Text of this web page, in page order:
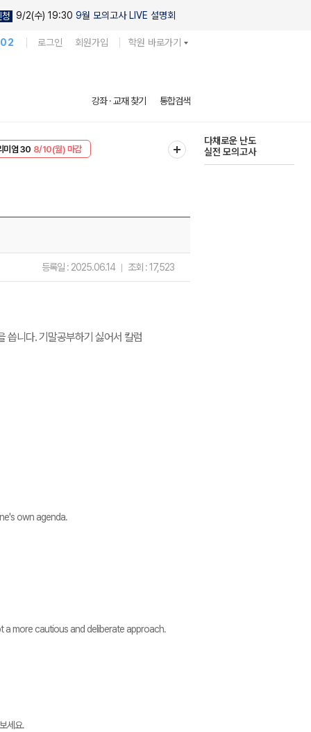
9/2(수) 19:30 9월 모의고사 LIVE 설명회
로그인 회원가입 학원 바로가기
강좌 · 교재 찾기 통합검색
8/10(월) 마감
다채로운 난도
실전 모의고사
등록일 : 2025.06.14 조회 :17,523
씁니다. 기말공부하기 싫어서 칼럼
own agenda.
a more cautious and deliberate approach.
세요.